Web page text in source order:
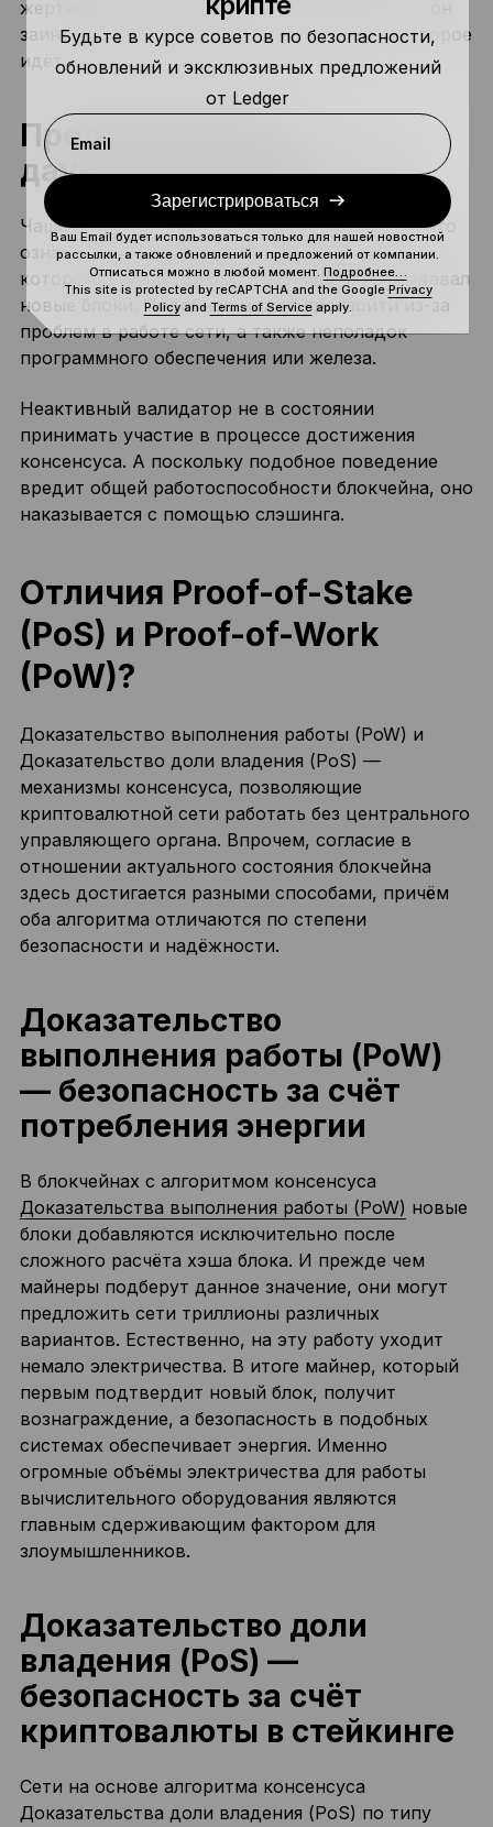
жертвой слэшинга от сети. Соответственно, он
заинтересован в адекватном поведении, которое
идёт на пользу блокчейну.
Предотвращение
даунтайма в Эфириуме
Чаще всего к слэшингу приводит даунтайм, что
означает период времени, на протяжении
которого валидатор был в офлайне и не создавал
новые блоки. Подобное может произойти из-за
проблем в работе сети, а также неполадок
программного обеспечения или железа.
Неактивный валидатор не в состоянии
принимать участие в процессе достижения
консенсуса. А поскольку подобное поведение
вредит общей работоспособности блокчейна, оно
наказывается с помощью слэшинга.
Отличия Proof-of-Stake
(PoS) и Proof-of-Work
(PoW)?
Доказательство выполнения работы (PoW) и
Доказательство доли владения (PoS) —
механизмы консенсуса, позволяющие
криптовалютной сети работать без центрального
управляющего органа. Впрочем, согласие в
отношении актуального состояния блокчейна
здесь достигается разными способами, причём
оба алгоритма отличаются по степени
безопасности и надёжности.
Доказательство
выполнения работы (PoW)
— безопасность за счёт
потребления энергии
В блокчейнах с алгоритмом консенсуса
Доказательства выполнения работы (PoW) новые
блоки добавляются исключительно после
сложного расчёта хэша блока. И прежде чем
майнеры подберут данное значение, они могут
предложить сети триллионы различных
вариантов. Естественно, на эту работу уходит
немало электричества. В итоге майнер, который
первым подтвердит новый блок, получит
вознаграждение, а безопасность в подобных
системах обеспечивает энергия. Именно
огромные объёмы электричества для работы
вычислительного оборудования являются
главным сдерживающим фактором для
злоумышленников.
Доказательство доли
владения (PoS) —
безопасность за счёт
криптовалюты в стейкинге
Сети на основе алгоритма консенсуса
Доказательства доли владения (PoS) по типу
Будьте в курсе советов по безопасности,
обновлений и эксклюзивных предложений
от Ledger
Email
Зарегистрироваться
Ваш Email будет использоваться только для нашей новостной
рассылки, а также обновлений и предложений от компании.
Отписаться можно в любой момент. Подробнее…
This site is protected by reCAPTCHA and the Google Privacy
Policyand Terms of Serviceapply.